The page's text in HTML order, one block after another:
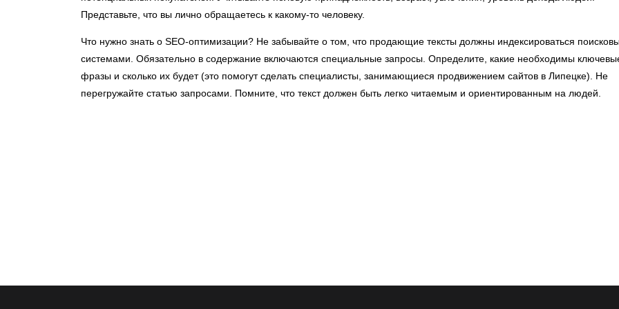
Представьте, что вы лично обращаетесь к какому-то человеку.
Что нужно знать о SEO-оптимизации? Не забывайте о том, что продающие тексты должны индексироваться
системами. Обязательно в содержание включаются специальные запросы. Определите, какие необходимы
фразы и сколько их будет (это помогут сделать специалисты, занимающиеся продвижением сайтов в Липецке). Не
перегружайте статью запросами. Помните, что текст должен быть легко читаемым и ориентированным на людей.